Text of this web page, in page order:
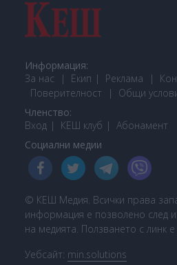
Информация:
За нас
Екип Реклама
Поверителност
Общи
Членство:
Вход
КЕШ клуб Абонамент
Социални медии
© КЕШ Медия. Всички права
информация е позволено след
на медията. Ползването с линк
Уебсайт: min.solutions